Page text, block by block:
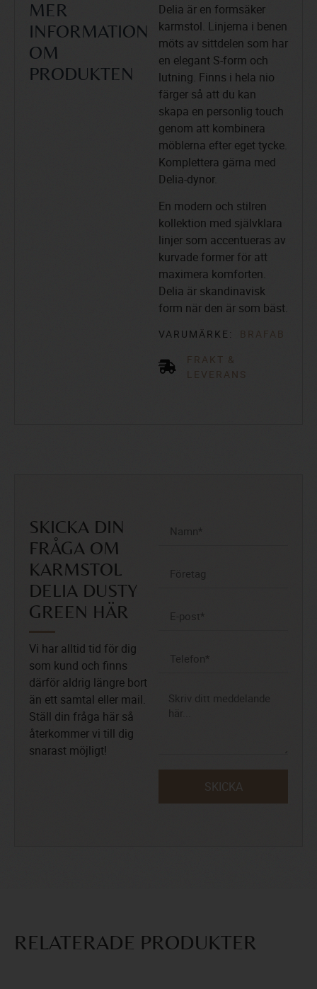
MER
INFORMATION
OM
PRODUKTEN
Delia är en formsäker
karmstol. Linjerna i benen
möts av sittdelen som har
en elegant S-form och
lutning. Finns i hela nio
färger så att du kan
skapa en personlig touch
genom att kombinera
möblerna efter eget tycke.
Komplettera gärna med
Delia-dynor.
En modern och stilren
kollektion med självklara
linjer som accentueras av
kurvade former för att
maximera komforten.
Delia är skandinavisk
form när den är som bäst.
VARUMÄRKE:
BRAFAB
FRAKT &
LEVERANS
SKICKA DIN
FRÅGA OM
KARMSTOL
DELIA DUSTY
GREEN HÄR
Vi har alltid tid för dig
som kund och finns
därför aldrig längre bort
än ett samtal eller mail.
Ställ din fråga här så
återkommer vi till dig
snarast möjligt!
SKICKA
RELATERADE PRODUKTER